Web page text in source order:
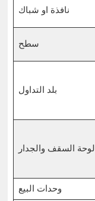
نافذة او شباك
سطح
بلد التداول
لوحة السقف والجدار
وحدات البيع